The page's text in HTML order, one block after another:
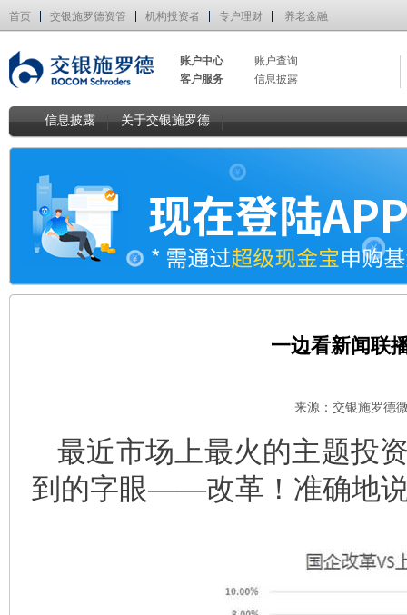
首页 交银施罗德资管 机构投资者 专户理财 养老金融
账户中心
账户查询
客户服务
信息披露
信息披露 关于交银施罗德
一边看新闻联
来源：交银施罗德
最近市场上最火的主题投
到的字眼——改革！准确地